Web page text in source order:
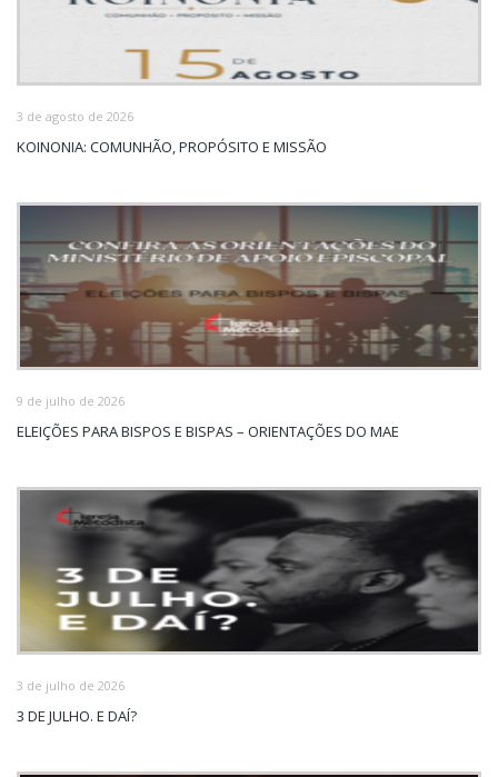
3 de agosto de 2026
KOINONIA: COMUNHÃO, PROPÓSITO E MISSÃO
9 de julho de 2026
ELEIÇÕES PARA BISPOS E BISPAS – ORIENTAÇÕES DO MAE
3 de julho de 2026
3 DE JULHO. E DAÍ?